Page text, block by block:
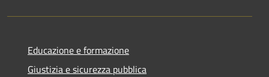
Educazione e formazione
Giustizia e sicurezza pubblica